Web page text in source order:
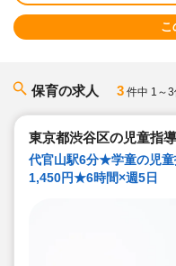
こ
保育の求人 3 件中 1～
東京都渋谷区の児童指
代官山駅6分★学童の児
1,450円★6時間×週5日